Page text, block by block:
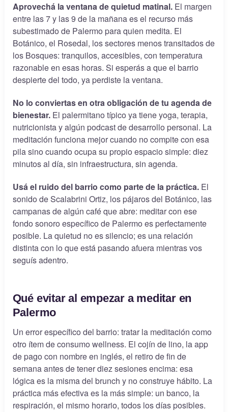
Aprovechá la ventana de quietud matinal.El margen
entre las 7 y las 9 de la mañana es el recurso más
subestimado de Palermo para quien medita. El
Botánico, el Rosedal, los sectores menos transitados de
los Bosques: tranquilos, accesibles, con temperatura
razonable en esas horas. Si esperás a que el barrio
despierte del todo, ya perdiste la ventana.
No lo conviertas en otra obligación de tu agenda de
bienestar.El palermitano típico ya tiene yoga, terapia,
nutricionista y algún podcast de desarrollo personal. La
meditación funciona mejor cuando no compite con esa
pila sino cuando ocupa su propio espacio simple: diez
minutos al día, sin infraestructura, sin agenda.
Usá el ruido del barrio como parte de la práctica.El
sonido de Scalabrini Ortiz, los pájaros del Botánico, las
campanas de algún café que abre: meditar con ese
fondo sonoro específico de Palermo es perfectamente
posible. La quietud no es silencio; es una relación
distinta con lo que está pasando afuera mientras vos
seguís adentro.
Qué evitar al empezar a meditar en
Palermo
Un error específico del barrio: tratar la meditación como
otro ítem de consumo wellness. El cojín de lino, la app
de pago con nombre en inglés, el retiro de fin de
semana antes de tener diez sesiones encima: esa
lógica es la misma del brunch y no construye hábito. La
práctica más efectiva es la más simple: un banco, la
respiración, el mismo horario, todos los días posibles.